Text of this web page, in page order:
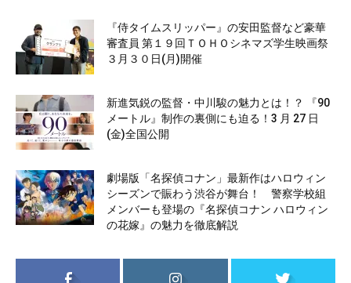
『侍タイムスリッパー』の安田監督など豪華
審査員 第１９回ＴＯＨＯシネマズ学生映画祭
３月３０日(月)開催
新進気鋭の監督・中川駿の魅力とは！？ 『90
メートル』制作の裏側にも迫る！3 月 27 日
(金)全国公開
劇場版「名探偵コナン」最新作はハロウィン
シーズンで賑わう渋谷が舞台！ 警察学校組
メンバーも登場の『名探偵コナン ハロウィン
の花嫁』の魅力を徹底解説